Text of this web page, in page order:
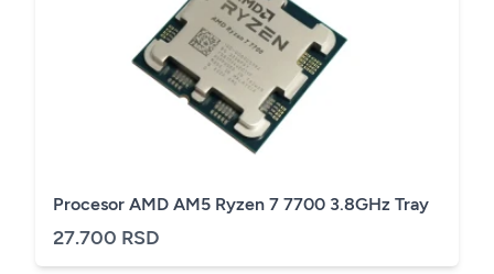
Procesor AMD AM5 Ryzen 7 7700 3.8GHz Tray
27.700 RSD